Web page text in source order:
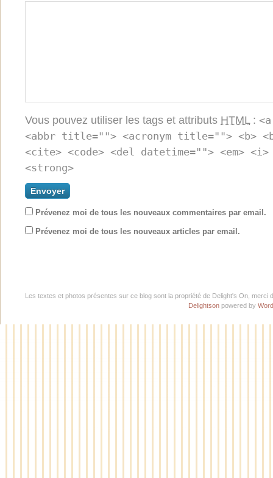
Vous pouvez utiliser les tags et attributs HTML :
<abbr title=""> <acronym title=""> <b>
<cite> <code> <del datetime=""> <em>
<strong>
Prévenez moi de tous les nouveaux commentaires par email.
Prévenez moi de tous les nouveaux articles par email.
Les textes et photos présentes sur ce blog sont la propriété de Delight's On,
Delightson powered by